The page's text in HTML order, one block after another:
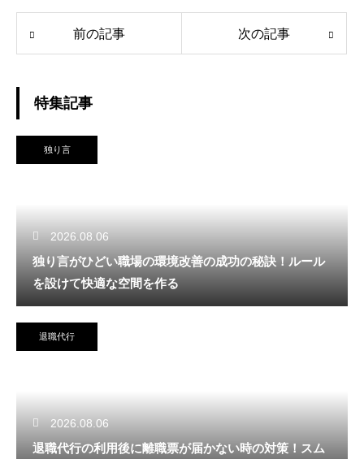
前の記事 次の記事
特集記事
独り言
2026.08.06
独り言がひどい職場の環境改善の成功の秘訣！ルール
を設けて快適な空間を作る
退職代行
2026.08.06
退職代行の利用後に離職票が届かない時の対策！スム